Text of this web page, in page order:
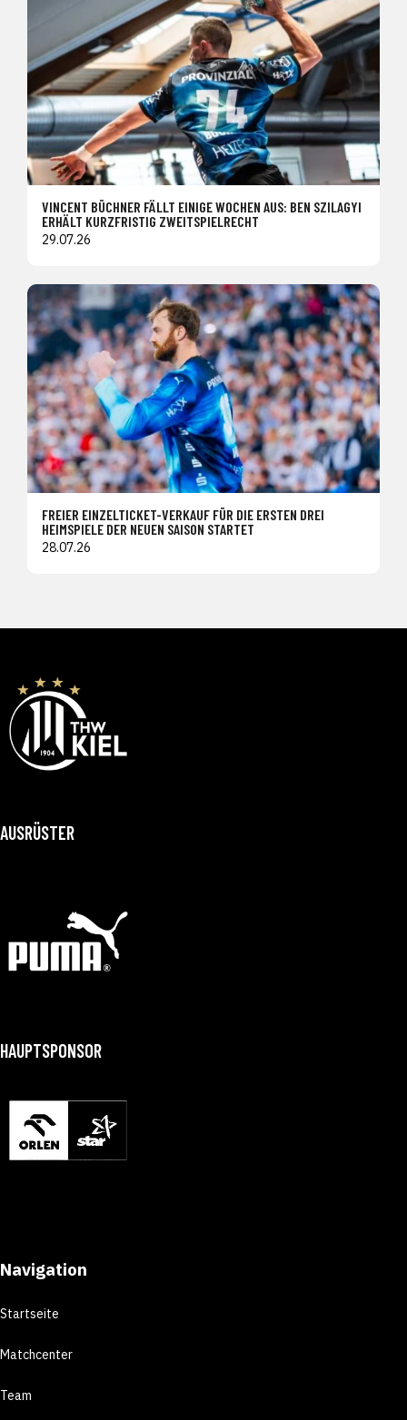
VINCENT BÜCHNER FÄLLT EINIGE WOCHEN AUS: BEN SZILAGYI
ERHÄLT KURZFRISTIG ZWEITSPIELRECHT
29.07.26
FREIER EINZELTICKET-VERKAUF FÜR DIE ERSTEN DREI
HEIMSPIELE DER NEUEN SAISON STARTET
28.07.26
AUSRÜSTER
HAUPTSPONSOR
Navigation
Startseite
Matchcenter
Team